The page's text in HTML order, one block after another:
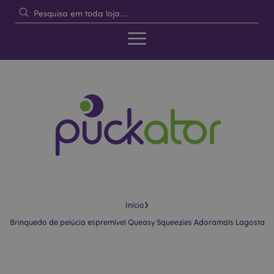
Início›
Brinquedo de pelúcia espremível Queasy Squeezies Adoramals Lagosta